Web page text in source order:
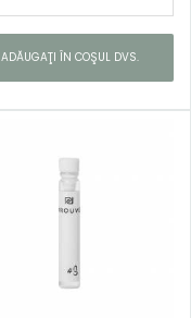
ADĂUGAŢI ÎN COŞUL DVS.